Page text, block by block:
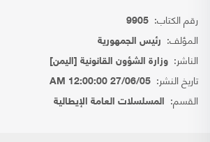
رقم الكتاب: 9905
المؤلف: رئيس الجمهورية
الناشر: وزارة الشؤون القانونية [اليمن]
تاريخ النشر: 27/06/05 12:00:00 AM
القسم: المسلسلات العامة الإيطالية